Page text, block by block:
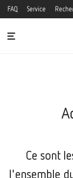
FAQ Service
Ce sont
l'ensemble